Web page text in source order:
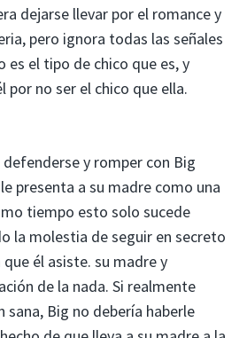
dejarse llevar por el romance y
pero ignora todas las señales
es el tipo de chico que es, y
por no ser el chico que ella.
y romper con Big
presenta a su madre como una
tiempo esto solo sucede
la molestia de seguir en secreto
él asiste. su madre y
de la nada. Si realmente
sana, Big no debería haberle